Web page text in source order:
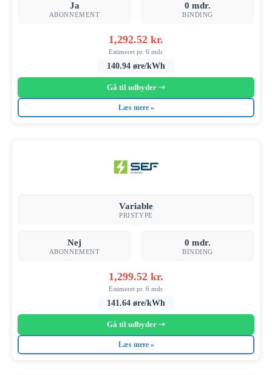
Ja
ABONNEMENT
0 mdr.
BINDING
1,292.52 kr.
Estimeret pr. 6 mdr.
140.94 øre/kWh
Gå til udbyder ➝
Læs mere »
Variable
PRISTYPE
Nej
ABONNEMENT
0 mdr.
BINDING
1,299.52 kr.
Estimeret pr. 6 mdr.
141.64 øre/kWh
Gå til udbyder ➝
Læs mere »